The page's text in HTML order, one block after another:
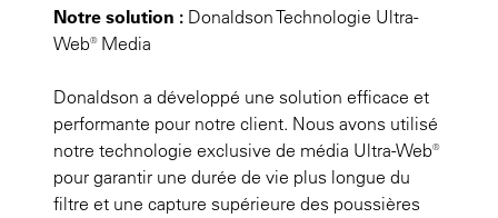
Notre solution : Donaldson Technologie Ultra-
Web® Media
Donaldson a développé une solution efficace et
performante pour notre client. Nous avons utilisé
notre technologie exclusive de média Ultra-Web®
pour garantir une durée de vie plus longue du
filtre et une capture supérieure des poussières